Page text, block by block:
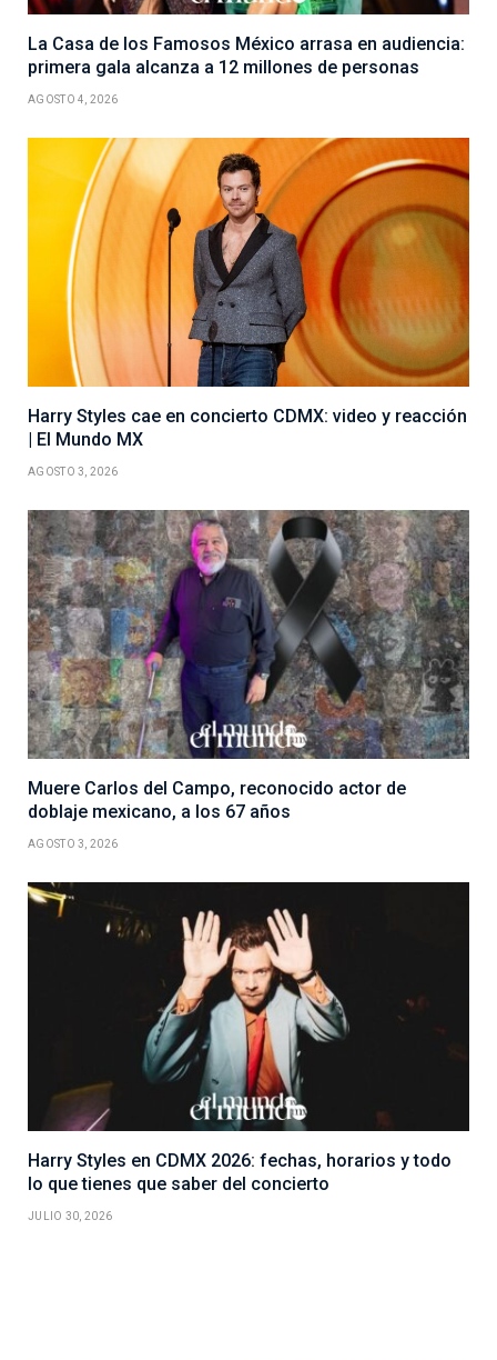
La Casa de los Famosos México arrasa en audiencia:
primera gala alcanza a 12 millones de personas
AGOSTO 4, 2026
Harry Styles cae en concierto CDMX: video y reacción
| El Mundo MX
AGOSTO 3, 2026
Muere Carlos del Campo, reconocido actor de
doblaje mexicano, a los 67 años
AGOSTO 3, 2026
Harry Styles en CDMX 2026: fechas, horarios y todo
lo que tienes que saber del concierto
JULIO 30, 2026